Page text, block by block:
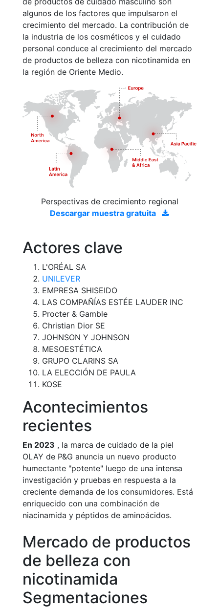
algunos de los factores que impulsaron el
crecimiento del mercado. La contribución de
la industria de los cosméticos y el cuidado
personal conduce al crecimiento del mercado
de productos de belleza con nicotinamida en
la región de Oriente Medio.
Perspectivas de crecimiento regional
Descargar muestra gratuita
Actores clave
L'ORÉAL SA
UNILEVER
EMPRESA SHISEIDO
LAS COMPAÑÍAS ESTÉE LAUDER INC
Procter & Gamble
Christian Dior SE
JOHNSON Y JOHNSON
MESOESTÉTICA
GRUPO CLARINS SA
LA ELECCIÓN DE PAULA
KOSE
Acontecimientos
recientes
En 2023 , la marca de cuidado de la piel
OLAY de P&G anuncia un nuevo producto
humectante "potente" luego de una intensa
investigación y pruebas en respuesta a la
creciente demanda de los consumidores. Está
enriquecido con una combinación de
niacinamida y péptidos de aminoácidos.
Mercado de productos
de belleza con
nicotinamida
Segmentaciones